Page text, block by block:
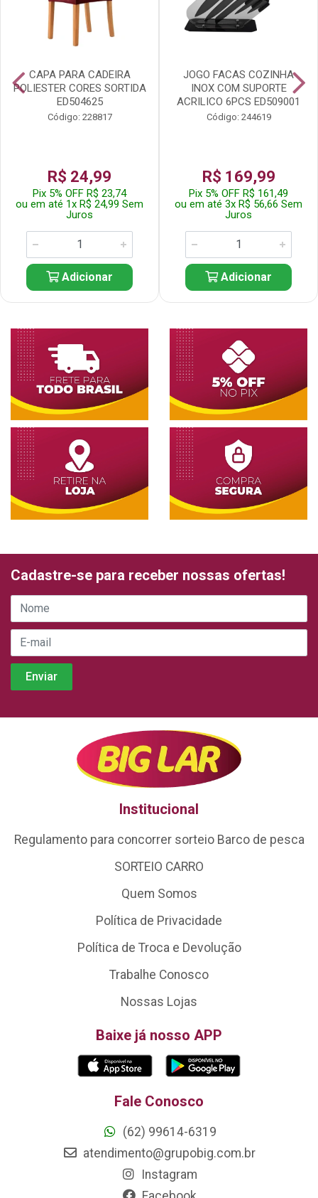
CAPA PARA CADEIRA
POLIESTER CORES SORTIDA
ED504625
Código: 228817
R$ 24,99
Pix 5% OFF R$ 23,74
ou em até 1x R$ 24,99 Sem
Juros
Adicionar
JOGO FACAS COZINHA
INOX COM SUPORTE
ACRILICO 6PCS ED509001
Código: 244619
R$ 169,99
Pix 5% OFF R$ 161,49
ou em até 3x R$ 56,66 Sem
Juros
Adicionar
Cadastre-se para receber nossas ofertas!
Institucional
Regulamento para concorrer sorteio Barco de pesca
SORTEIO CARRO
Quem Somos
Política de Privacidade
Política de Troca e Devolução
Trabalhe Conosco
Nossas Lojas
Baixe já nosso APP
Fale Conosco
(62) 99614-6319
atendimento@grupobig.com.br
Instagram